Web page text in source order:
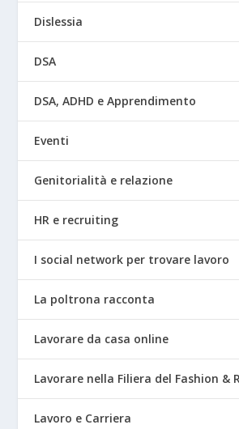
Dislessia
DSA
DSA, ADHD e Apprendimento
Eventi
Genitorialità e relazione
HR e recruiting
I social network per trovare lavoro
La poltrona racconta
Lavorare da casa online
Lavorare nella Filiera del Fashion &
Lavoro e Carriera